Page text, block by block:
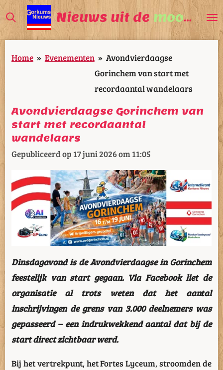
Ga
direct
naar
de
Nieuws uit de mooiste
Home » Evenementen » Avondvierdaagse
Gorinchem van start met
recordaantal wandelaars
Avondvierdaagse Gorinchem van
start met recordaantal
wandelaars
Gepubliceerd op 17 juni 2026 om 11:05
Dinsdagavond is de Avondvierdaagse in Gorinchem
feestelijk van start gegaan. Via Facebook liet de
organisatie al trots weten dat het aantal
inschrijvingen de grens van 3.000 deelnemers was
gepasseerd – een indrukwekkend aantal dat bij de
start direct zichtbaar werd.
Bij het vertrekpunt, het Fortes Lyceum, stroomden de